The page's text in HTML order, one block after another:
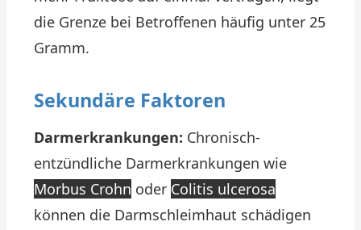
die Grenze bei Betroffenen häufig unter 25
Gramm.
Sekundäre Faktoren
Darmerkrankungen: Chronisch-
entzündliche Darmerkrankungen wie
Morbus Crohn oder Colitis ulcerosa
können die Darmschleimhaut schädigen